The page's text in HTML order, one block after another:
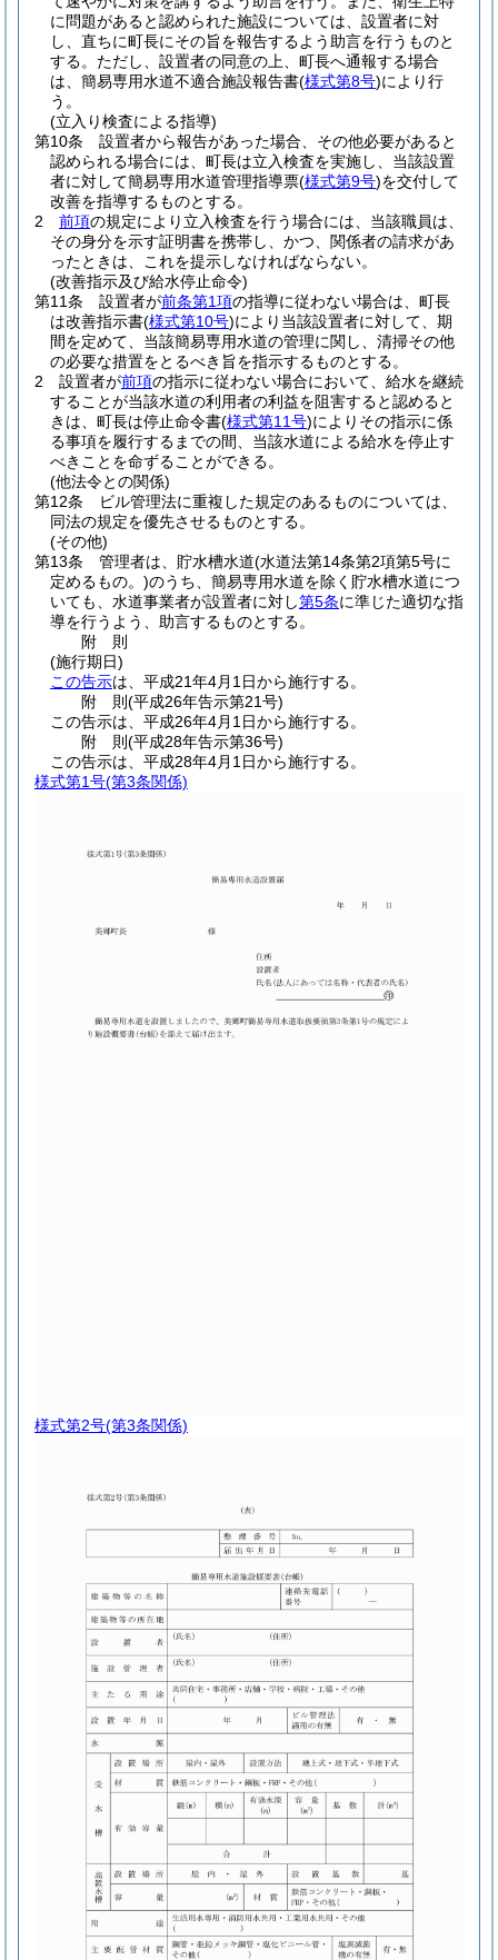
に問題があると認められた施設については、設置者に対
し、直ちに町長にその旨を報告するよう助言を行うものと
する。 ただし、設置者の同意の上、町長へ通報する場合
は、簡易専用水道不適合施設報告書(様式第8号)により行
う。
(立入り検査による指導)
第10条
設置者から報告があった場合、その他必要があると
認められる場合には、町長は立入検査を実施し、当該設置
者に対して簡易専用水道管理指導票(様式第9号)を交付して
改善を指導するものとする。
2
前項の規定により立入検査を行う場合には、当該職員は、
その身分を示す証明書を携帯し、かつ、関係者の請求があ
ったときは、これを提示しなければならない。
(改善指示及び給水停止命令)
第11条
設置者が前条第1項の指導に従わない場合は、町長
は改善指示書(様式第10号)により当該設置者に対して、期
間を定めて、当該簡易専用水道の管理に関し、清掃その他
の必要な措置をとるべき旨を指示するものとする。
2
設置者が前項の指示に従わない場合において、給水を継続
することが当該水道の利用者の利益を阻害すると認めると
きは、町長は停止命令書(様式第11号)によりその指示に係
る事項を履行するまでの間、当該水道による給水を停止す
べきことを命ずることができる。
(他法令との関係)
第12条
ビル管理法に重複した規定のあるものについては、
同法の規定を優先させるものとする。
(その他)
第13条
管理者は、貯水槽水道(水道法第14条第2項第5号に
定めるもの。)のうち、簡易専用水道を除く貯水槽水道につ
いても、水道事業者が設置者に対し第5条に準じた適切な指
導を行うよう、助言するものとする。
附 則
(施行期日)
この告示は、平成21年4月1日から施行する。
附 則(平成26年告示第21号)
この告示は、平成26年4月1日から施行する。
附 則(平成28年告示第36号)
この告示は、平成28年4月1日から施行する。
様式第1号(第3条関係)
様式第2号(第3条関係)